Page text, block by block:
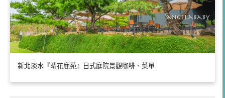
新北淡水『晴花鹿苑』日式庭院景觀咖啡、菜單